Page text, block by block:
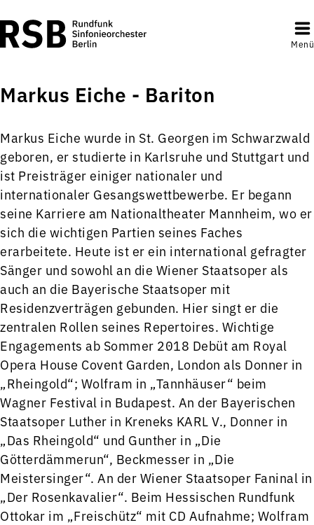
Menü
Markus Eiche - Bariton
Markus Eiche wurde in St. Georgen im Schwarzwald
geboren, er studierte in Karlsruhe und Stuttgart und
ist Preisträger einiger nationaler und
internationaler Gesangswettbewerbe. Er begann
seine Karriere am Nationaltheater Mannheim, wo er
sich die wichtigen Partien seines Faches
erarbeitete. Heute ist er ein international gefragter
Sänger und sowohl an die Wiener Staatsoper als
auch an die Bayerische Staatsoper mit
Residenzverträgen gebunden. Hier singt er die
zentralen Rollen seines Repertoires. Wichtige
Engagements ab Sommer 2018 Debüt am Royal
Opera House Covent Garden, London als Donner in
„Rheingold“; Wolfram in „Tannhäuser“ beim
Wagner Festival in Budapest. An der Bayerischen
Staatsoper Luther in Kreneks KARL V., Donner in
„Das Rheingold“ und Gunther in „Die
Götterdämmerun“, Beckmesser in „Die
Meistersinger“. An der Wiener Staatsoper Faninal in
„Der Rosenkavalier“. Beim Hessischen Rundfunk
Ottokar im „Freischütz“ mit CD Aufnahme; Wolfram